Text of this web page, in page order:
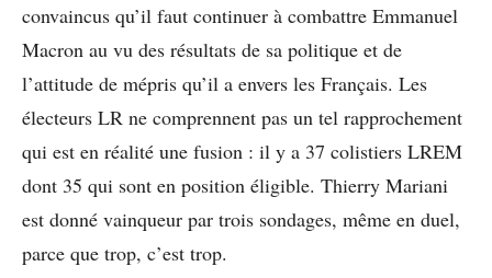
convaincus qu’il faut continuer à combattre Emmanuel
Macron au vu des résultats de sa politique et de
l’attitude de mépris qu’il a envers les Français. Les
électeurs LR ne comprennent pas un tel rapprochement
qui est en réalité une fusion : il y a 37 colistiers LREM
dont 35 qui sont en position éligible. Thierry Mariani
est donné vainqueur par trois sondages, même en duel,
parce que trop, c’est trop.